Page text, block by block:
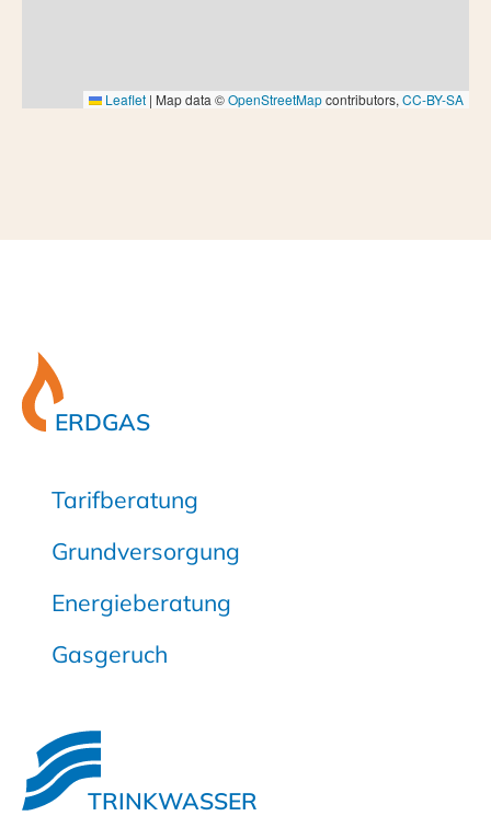
Leaflet | Map data ©OpenStreetMapcontributors, CC-BY-SA
ERDGAS
Tarifberatung
Grundversorgung
Energieberatung
Gasgeruch
TRINKWASSER